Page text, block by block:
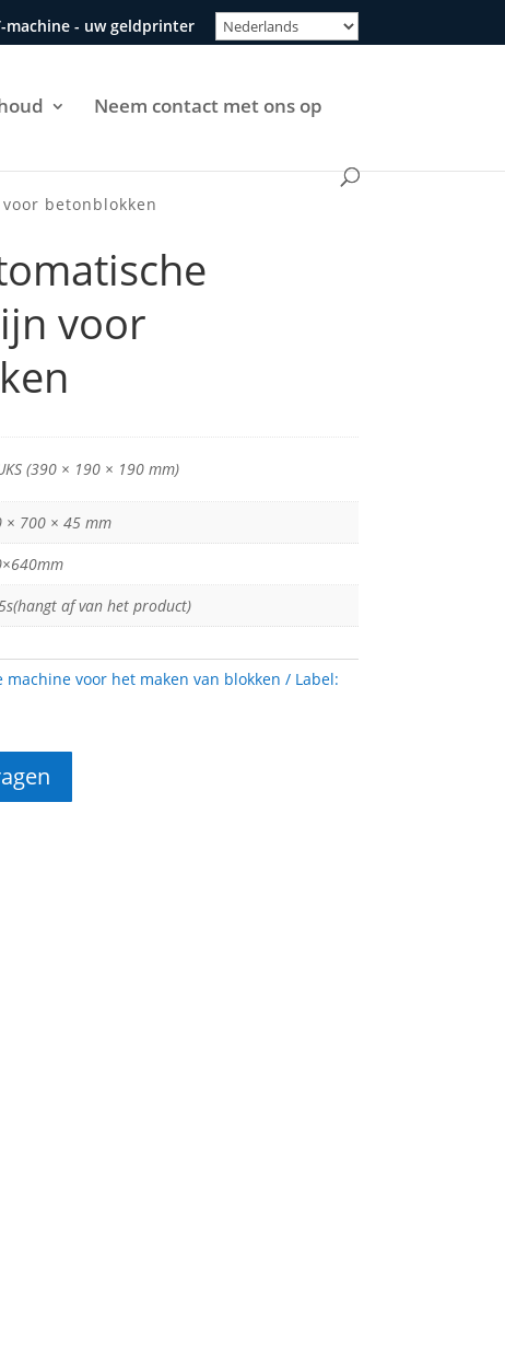
machine - uw geldprinter
Neem contact met ons op
betonblokken
voor
(390 × 190 × 190 mm)
× 700 × 45 mm
af van het product)
machine voor het maken van blokken
Label: